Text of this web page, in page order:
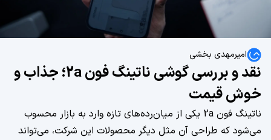
امیرمهدی بخشی
نقد و بررسی گوشی ناتینگ فون 2a؛ جذاب و
خوش قیمت
ناتینگ فون 2a یکی از میان‌رده‌های تازه وارد به بازار محسوب
می‌شود که طراحی آن مثل دیگر محصولات این شرکت، می‌تواند